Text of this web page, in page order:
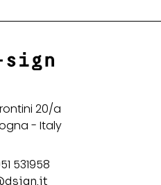
20/a
- Italy
531958